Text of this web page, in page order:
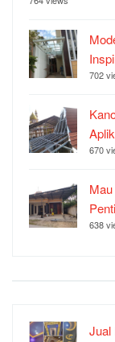
702
670
638
Jual